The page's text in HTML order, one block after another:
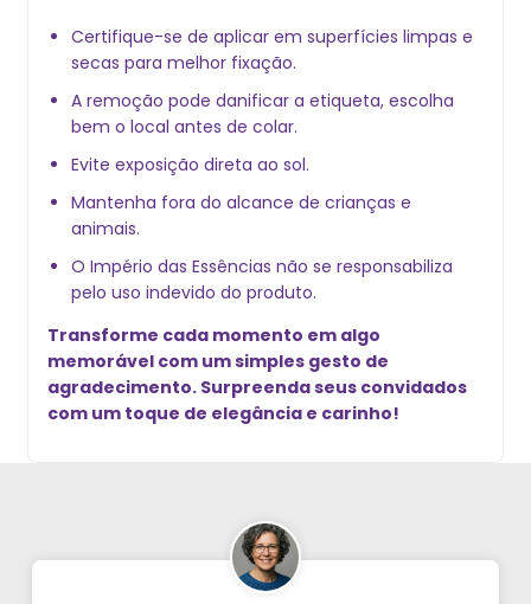
Certifique-se de aplicar em superfícies limpas e
secas para melhor fixação.
A remoção pode danificar a etiqueta, escolha
bem o local antes de colar.
Evite exposição direta ao sol.
Mantenha fora do alcance de crianças e
animais.
O Império das Essências não se responsabiliza
pelo uso indevido do produto.
Transforme cada momento em algo
memorável com um simples gesto de
agradecimento. Surpreenda seus convidados
com um toque de elegância e carinho!